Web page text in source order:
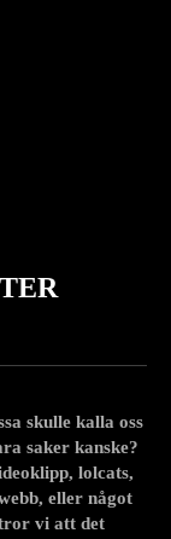
skulle kalla oss
saker kanske?
lolcats,
eller något
tror vi att det